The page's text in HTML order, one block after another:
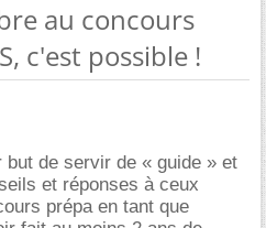
au concours
c'est possible !
but de servir de « guide » et
et réponses à ceux
prépa en tant que